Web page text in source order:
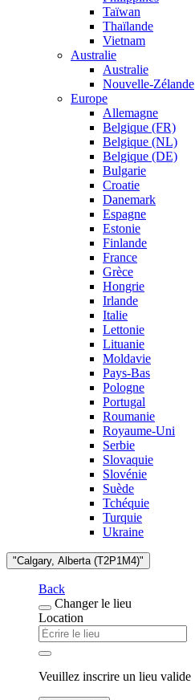
Taïwan
Thaïlande
Vietnam
Australie
Australie
Nouvelle-Zélande
Europe
Allemagne
Belgique (FR)
Belgique (NL)
Belgique (DE)
Bulgarie
Croatie
Danemark
Espagne
Estonie
Finlande
France
Grèce
Hongrie
Irlande
Italie
Lettonie
Lituanie
Moldavie
Pays-Bas
Pologne
Portugal
Roumanie
Royaume-Uni
Serbie
Slovaquie
Slovénie
Suède
Tchéquie
Turquie
Ukraine
"Calgary, Alberta (T2P1M4)"
Back
Changer le lieu
Location
Veuillez inscrire un lieu valide